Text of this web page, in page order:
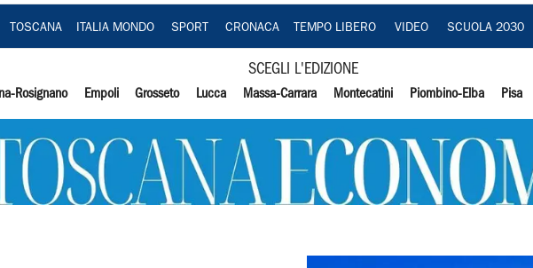
TOSCANA ITALIA MONDO SPORT CRONACA TEMPO LIBERO VIDEO SCUOLA 2030
SCEGLI L'EDIZIONE
Rosignano Empoli Grosseto Lucca Massa-Carrara Montecatini Piombino-Elba Pisa